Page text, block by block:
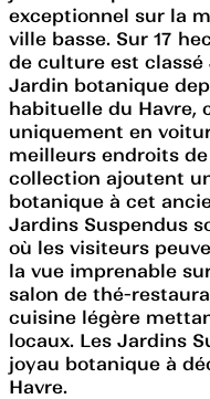
exceptionnel sur la
ville basse. Sur 17
de culture est
Jardin botanique
habituelle du Havre,
uniquement en
meilleurs endroits
collection ajoutent
botanique à cet
Jardins Suspendus
où les visiteurs
la vue imprenable
salon de thé-
cuisine légère
locaux. Les Jardins
joyau botanique à
Havre.